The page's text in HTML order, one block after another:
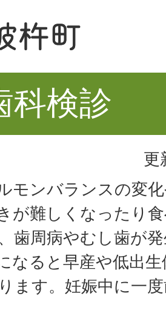
科検診
更
モンバランスの変
が難しくなったり
歯周病やむし歯が
なると早産や低出
ます。妊娠中に一